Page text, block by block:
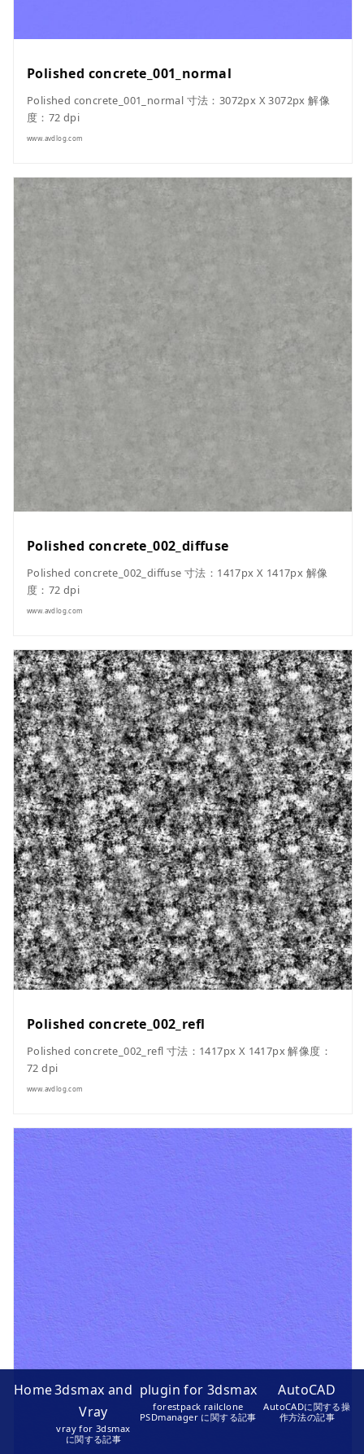
Polished concrete_001_normal
Polished concrete_001_normal 寸法：3072px X 3072px 解像
度：72 dpi
www.avdlog.com
Polished concrete_002_diffuse
Polished concrete_002_diffuse 寸法：1417px X 1417px 解像
度：72 dpi
www.avdlog.com
Polished concrete_002_refl
Polished concrete_002_refl 寸法：1417px X 1417px 解像度：
72 dpi
www.avdlog.com
Home3dsmax and
Vray
vray for 3dsmax
に関する記事
plugin for 3dsmax
forestpack railclone
PSDmanager に関する記事
AutoCAD
AutoCADに関する操
作方法の記事